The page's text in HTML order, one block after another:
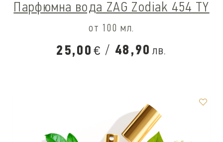
Парфюмна вода ZAG Zodiak 454 TY
от 100 мл.
25,00 € / 48,90 лв.